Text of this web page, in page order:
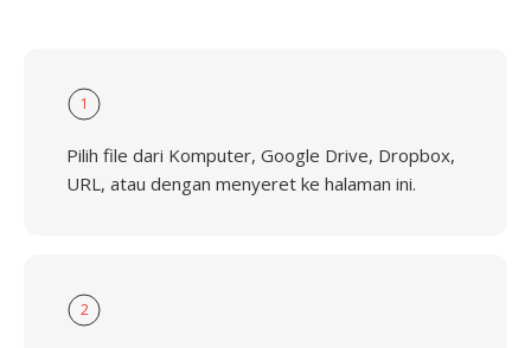
1
Pilih file dari Komputer, Google Drive, Dropbox,
URL, atau dengan menyeret ke halaman ini.
2